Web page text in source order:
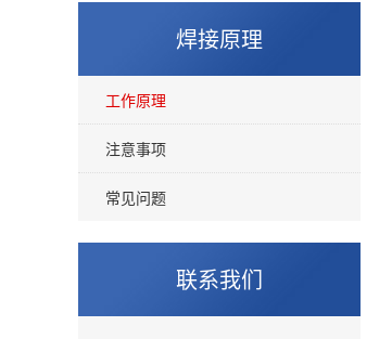
焊接原理
工作原理
注意事项
常见问题
联系我们